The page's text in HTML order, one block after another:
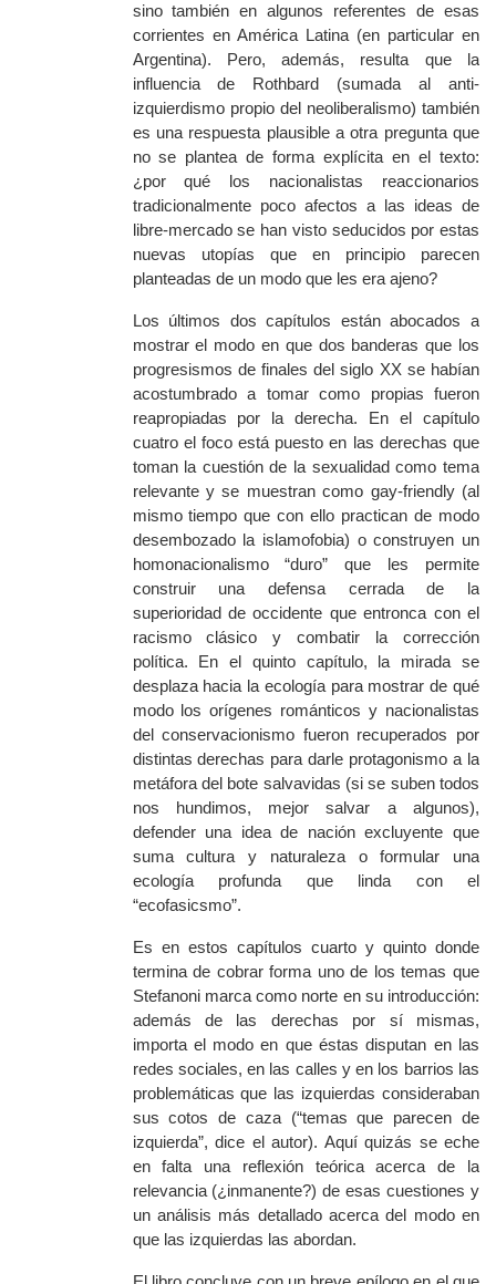
sino también en algunos referentes de esas
corrientes en América Latina (en particular en
Argentina). Pero, además, resulta que la
influencia de Rothbard (sumada al anti-
izquierdismo propio del neoliberalismo) también
es una respuesta plausible a otra pregunta que
no se plantea de forma explícita en el texto:
¿por qué los nacionalistas reaccionarios
tradicionalmente poco afectos a las ideas de
libre-mercado se han visto seducidos por estas
nuevas utopías que en principio parecen
planteadas de un modo que les era ajeno?
Los últimos dos capítulos están abocados a
mostrar el modo en que dos banderas que los
progresismos de finales del siglo XX se habían
acostumbrado a tomar como propias fueron
reapropiadas por la derecha. En el capítulo
cuatro el foco está puesto en las derechas que
toman la cuestión de la sexualidad como tema
relevante y se muestran como gay-friendly(al
mismo tiempo que con ello practican de modo
desembozado la islamofobia) o construyen un
homonacionalismo “duro” que les permite
construir una defensa cerrada de la
superioridad de occidente que entronca con el
racismo clásico y combatir la corrección
política. En el quinto capítulo, la mirada se
desplaza hacia la ecología para mostrar de qué
modo los orígenes románticos y nacionalistas
del conservacionismo fueron recuperados por
distintas derechas para darle protagonismo a la
metáfora del bote salvavidas (si se suben todos
nos hundimos, mejor salvar a algunos),
defender una idea de nación excluyente que
suma cultura y naturaleza o formular una
ecología profunda que linda con el
“ecofasicsmo”.
Es en estos capítulos cuarto y quinto donde
termina de cobrar forma uno de los temas que
Stefanoni marca como norte en su introducción:
además de las derechas por sí mismas,
importa el modo en que éstas disputan en las
redes sociales, en las calles y en los barrios las
problemáticas que las izquierdas consideraban
sus cotos de caza (“temas que parecen de
izquierda”, dice el autor). Aquí quizás se eche
en falta una reflexión teórica acerca de la
relevancia (¿inmanente?) de esas cuestiones y
un análisis más detallado acerca del modo en
que las izquierdas las abordan.